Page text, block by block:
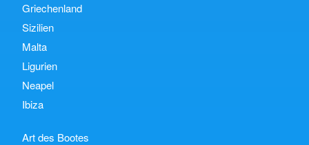
Griechenland
Sizilien
Malta
Ligurien
Neapel
Ibiza
Art des Bootes